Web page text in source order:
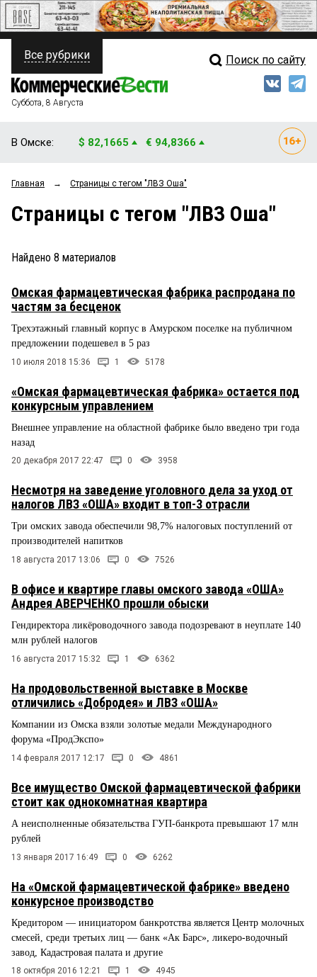
ПОЛИТИКА
ФИНАНСЫ
ОБЩЕСТВО
ЗАКОН
НОВОСТИ КОМПАНИЙ
СТИЛЬ ЖИЗНИ
Свежий выпуск
Мнения
Рейтинги
Все рубрики Поиск по сайту
Суббота, 8 Августа
В Омске: $ 82,1665 € 94,8366
Главная → Страницы c тегом "ЛВЗ Оша"
Страницы c тегом "ЛВЗ Оша"
Найдено 8 материалов
Омская фармацевтическая фабрика распродана по
частям за бесценок
Трехэтажный главный корпус в Амурском поселке на публичном
предложении подешевел в 5 раз
10 июля 2018 15:36 1 5178
«Омская фармацевтическая фабрика» остается под
конкурсным управлением
Внешнее управление на областной фабрике было введено три года
назад
20 декабря 2017 22:47 0 3958
Несмотря на заведение уголовного дела за уход от
налогов ЛВЗ «ОША» входит в топ-3 отрасли
Три омских завода обеспечили 98,7% налоговых поступлений от
производителей напитков
18 августа 2017 13:06 0 7526
В офисе и квартире главы омского завода «ОША»
Андрея АВЕРЧЕНКО прошли обыски
Гендиректора ликёроводочного завода подозревают в неуплате 140
млн рублей налогов
16 августа 2017 15:32 1 6362
На продовольственной выставке в Москве
отличились «Добродея» и ЛВЗ «ОША»
Компании из Омска взяли золотые медали Международного
форума «ПродЭкспо»
14 февраля 2017 12:17 0 4861
Все имущество Омской фармацевтической фабрики
стоит как однокомнатная квартира
А неисполненные обязательства ГУП-банкрота превышают 17 млн
рублей
13 января 2017 16:49 0 6262
На «Омской фармацевтической фабрике» введено
конкурсное производство
Кредитором — инициатором банкротства является Центр молочных
смесей, среди третьих лиц — банк «Ак Барс», ликеро-водочный
завод, Кадастровая палата и другие
18 октября 2016 12:21 1 4945